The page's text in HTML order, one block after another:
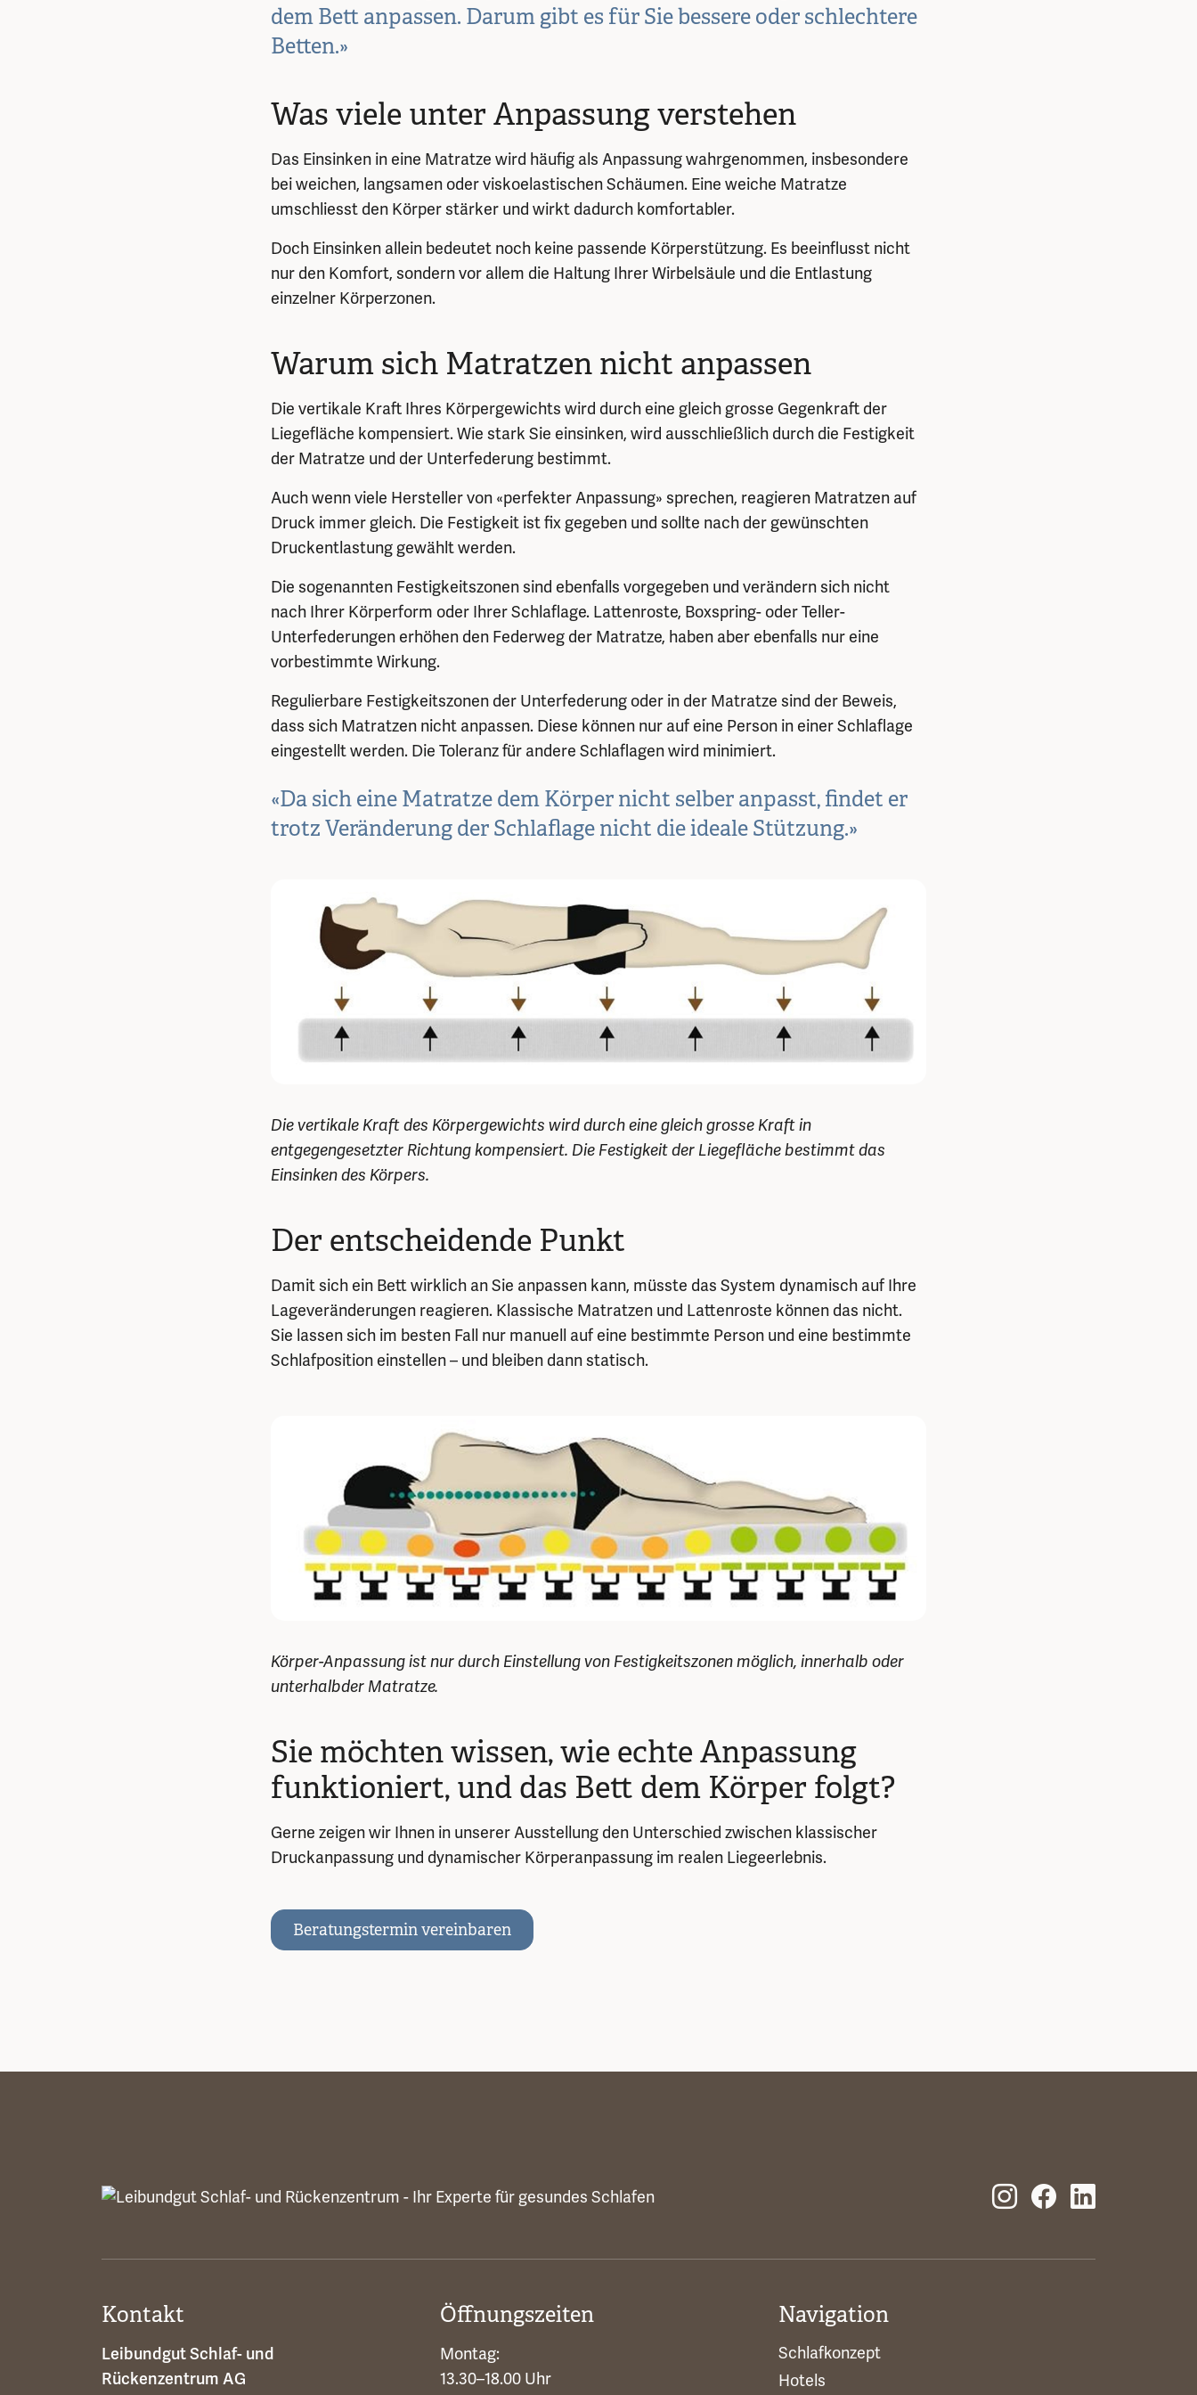
dem Bett anpassen. Darum gibt es für Sie bessere oder schlechtere
Betten.»
Was viele unter Anpassung verstehen
Das Einsinken in eine Matratze wird häufig als Anpassung wahrgenommen, insbesondere
bei weichen, langsamen oder viskoelastischen Schäumen. Eine weiche Matratze
umschliesst den Körper stärker und wirkt dadurch komfortabler.
Doch Einsinken allein bedeutet noch keine passende Körperstützung. Es beeinflusst nicht
nur den Komfort, sondern vor allem die Haltung Ihrer Wirbelsäule und die Entlastung
einzelner Körperzonen.
Warum sich Matratzen nicht anpassen
Die vertikale Kraft Ihres Körpergewichts wird durch eine gleich grosse Gegenkraft der
Liegefläche kompensiert. Wie stark Sie einsinken, wird ausschließlich durch die Festigkeit
der Matratze und der Unterfederung bestimmt.
Auch wenn viele Hersteller von «perfekter Anpassung» sprechen, reagieren Matratzen auf
Druck immer gleich. Die Festigkeit ist fix gegeben und sollte nach der gewünschten
Druckentlastung gewählt werden.
Die sogenannten Festigkeitszonen sind ebenfalls vorgegeben und verändern sich nicht
nach Ihrer Körperform oder Ihrer Schlaflage. Lattenroste, Boxspring- oder Teller-
Unterfederungen erhöhen den Federweg der Matratze, haben aber ebenfalls nur eine
vorbestimmte Wirkung.
Regulierbare Festigkeitszonen der Unterfederung oder in der Matratze sind der Beweis,
dass sich Matratzen nicht anpassen. Diese können nur auf eine Person in einer Schlaflage
eingestellt werden. Die Toleranz für andere Schlaflagen wird minimiert.
«Da sich eine Matratze dem Körper nicht selber anpasst, findet er
trotz Veränderung der Schlaflage nicht die ideale Stützung.»
Die vertikale Kraft des Körpergewichts wird durch eine gleich grosse Kraft in
entgegengesetzter Richtung kompensiert. Die Festigkeit der Liegefläche bestimmt das
Einsinken des Körpers.
Der entscheidende Punkt
Damit sich ein Bett wirklich an Sie anpassen kann, müsste das System dynamisch auf Ihre
Lageveränderungen reagieren. Klassische Matratzen und Lattenroste können das nicht.
Sie lassen sich im besten Fall nur manuell auf eine bestimmte Person und eine bestimmte
Schlafposition einstellen – und bleiben dann statisch.
Körper-Anpassung ist nur durch Einstellung von Festigkeitszonen möglich, innerhalb oder
unterhalbder Matratze.
Sie möchten wissen, wie echte Anpassung
funktioniert, und das Bett dem Körper folgt?
Gerne zeigen wir Ihnen in unserer Ausstellung den Unterschied zwischen klassischer
Druckanpassung und dynamischer Körperanpassung im realen Liegeerlebnis.
Beratungstermin vereinbaren
Kontakt
Leibundgut Schlaf- und
Rückenzentrum AG
Öffnungszeiten
Montag:
13.30–18.00 Uhr
Navigation
Schlafkonzept
Hotels